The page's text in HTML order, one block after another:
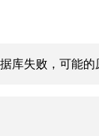
库失败，可能